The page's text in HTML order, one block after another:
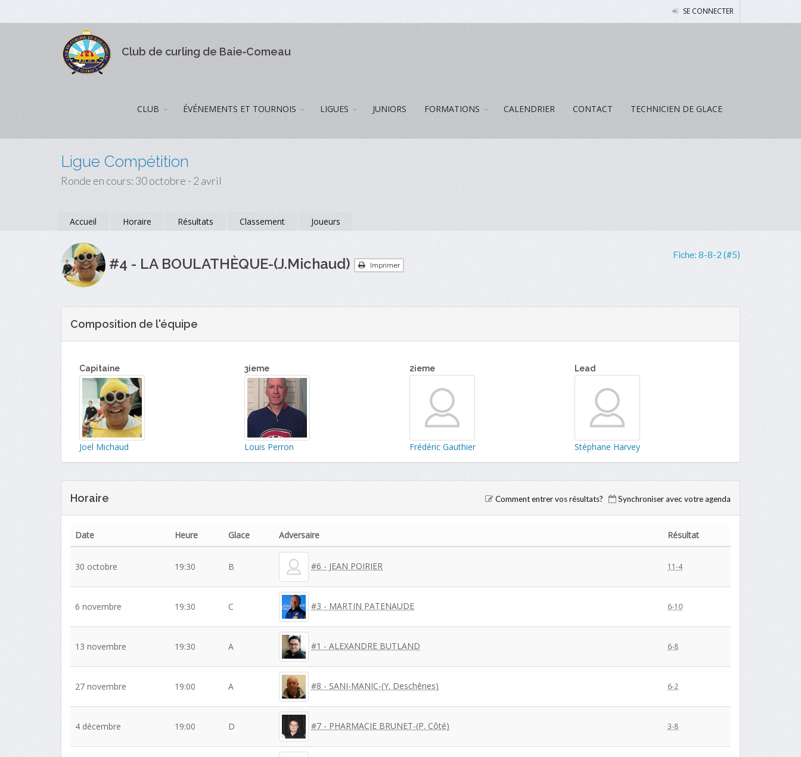
SE CONNECTER
Club de curling de Baie‑Comeau
CLUB ÉVÉNEMENTS ET TOURNOIS LIGUES JUNIORS FORMATIONS CALENDRIER CONTACT TECHNICIEN DE GLACE
Ligue Compétition
Ronde en cours: 30 octobre - 2 avril
Accueil Horaire Résultats Classement Joueurs
#4 - LA BOULATHÈQUE-(J.Michaud) Imprimer
Fiche: 8-8-2 (#5)
Composition de l'équipe
Capitaine
Joel Michaud
3ieme
Louis Perron
2ieme
Frédéric Gauthier
Lead
Stéphane Harvey
Horaire Comment entrer vos résultats? Synchroniser avec votre agenda
Date Heure Glace Adversaire Résultat
30 octobre 19:30 B #6 - JEAN POIRIER 11-4
6 novembre 19:30 C #3 - MARTIN PATENAUDE 6-10
13 novembre 19:30 A #1 - ALEXANDRE BUTLAND 6-8
27 novembre 19:00 A #8 - SANI-MANIC-(Y. Deschênes) 6-2
4 décembre 19:00 D #7 - PHARMACIE BRUNET-(P. Côté) 3-8